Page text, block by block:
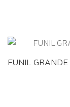
FUNIL GRANDE